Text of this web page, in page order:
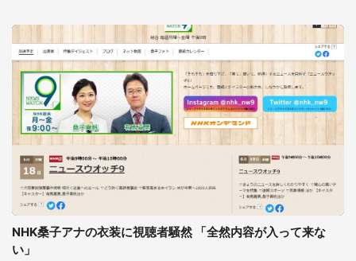
NHK桑子アナの衣装に視聴者騒然 「全然内容が入って来な
い」